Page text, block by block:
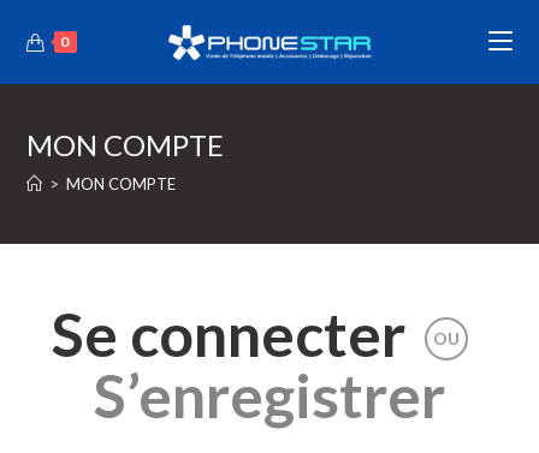
0
MON COMPTE
> MON COMPTE
Se connecter OU
S’enregistrer